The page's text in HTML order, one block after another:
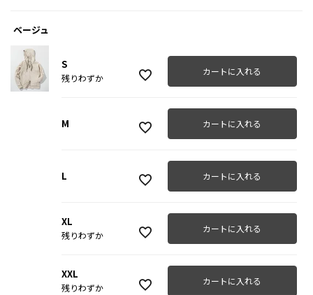
ベージュ
S
残りわずか
カートに入れる
M カートに入れる
L カートに入れる
XL
残りわずか
カートに入れる
XXL
残りわずか
カートに入れる